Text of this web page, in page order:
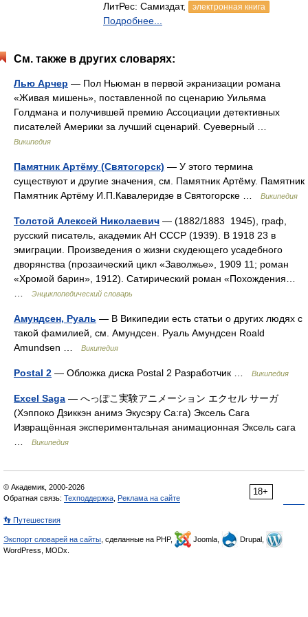
ЛитРес: Самиздат,
электронная книга
Подробнее...
См. также в других словарях:
Лью Арчер — Пол Ньюман в первой экранизации романа
«Живая мишень», поставленной по сценарию Уильяма
Голдмана и получившей премию Ассоциации детективных
писателей Америки за лучший сценарий. Суеверный …
Википедия
Памятник Артёму (Святогорск) — У этого термина
существуют и другие значения, см. Памятник Артёму. Памятник
Памятник Артёму И.П.Кавалеридзе в Святогорске …
Википедия
Толстой Алексей Николаевич — (1882/1883 1945), граф,
русский писатель, академик АН СССР (1939). В 1918 23 в
эмиграции. Произведения о жизни скудеющего усадебного
дворянства (прозаический цикл «Заволжье», 1909 11; роман
«Хромой барин», 1912). Сатирический роман «Похождения…
Энциклопедический словарь
Амундсен, Руаль — В Википедии есть статьи о других людях с
такой фамилией, см. Амундсен. Руаль Амундсен Roald
Amundsen …
Википедия
Postal 2 — Обложка диска Postal 2 Разработчик … Википедия
Excel Saga — へっぽこ実験アニメーション エクセル サーガ
(Хэппоко Дзиккэн анимэ Экусэру Са:га) Эксель Сага
Извращённая экспериментальная анимационная Эксель сага
Википедия
18+
© Академик, 2000-2026
Обратная связь: Техподдержка Реклама на сайте
👣 Путешествия
Экспорт словарей на сайты , сделанные на PHP, Joomla,
Drupal,
WordPress, MODx.